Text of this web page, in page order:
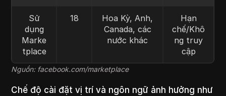
Sử
dụng
Marke
tplace
18
Hoa Kỳ, Anh,
Canada, các
nước khác
Hạn
chế/Khô
ng truy
cập
Nguồn: facebook.com/marketplace
Chế độ cài đặt vị trí và ngôn ngữ ảnh hưởng như